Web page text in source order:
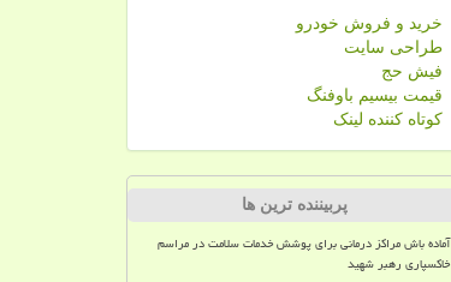
خرید و فروش خودرو
طراحی سایت
فیش حج
قیمت بیسیم باوفنگ
کوتاه کننده لینک
پربیننده ترین ها
آماده باش مراکز درمانی برای پوشش خدمات سلامت در مراسم
خاکسپاری رهبر شهید